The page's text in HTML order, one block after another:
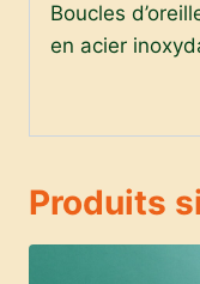
Boucles
en acier
Produits